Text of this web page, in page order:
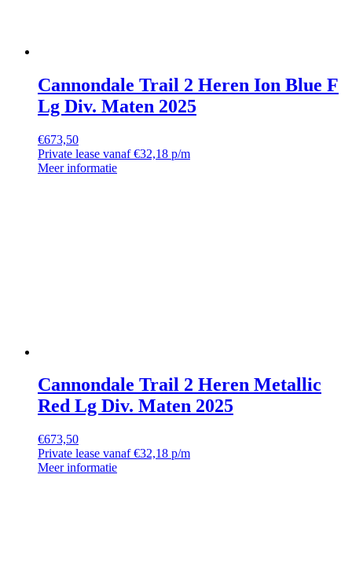
Cannondale Trail 2 Heren Ion Blue F
Lg Div. Maten 2025
€673,50
Private lease vanaf €32,18 p/m
Meer informatie
Cannondale Trail 2 Heren Metallic
Red Lg Div. Maten 2025
€673,50
Private lease vanaf €32,18 p/m
Meer informatie